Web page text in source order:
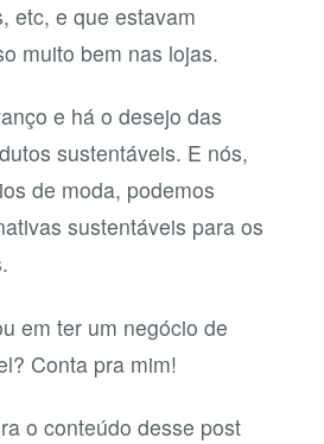
etc, e que estavam
muito bem nas lojas.
e há o desejo das
sustentáveis. E nós,
de moda, podemos
sustentáveis para os
em ter um negócio de
Conta pra mim!
o conteúdo desse post